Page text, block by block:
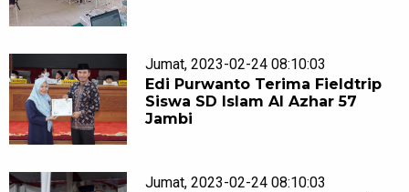
Jumat, 2023-02-24 08:10:03
Edi Purwanto Terima Fieldtrip
Siswa SD Islam Al Azhar 57
Jambi
Jumat, 2023-02-24 08:10:03